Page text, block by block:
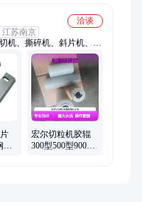
洽谈
江苏南京
机、撕碎机、斜片机、破
刀具、剪板机刀片、硅橡
葛根刀片、胶辊包胶、多
片、镶锋钢刀具、镶合金
材
宏尔切粒机胶辊
300型500型900型